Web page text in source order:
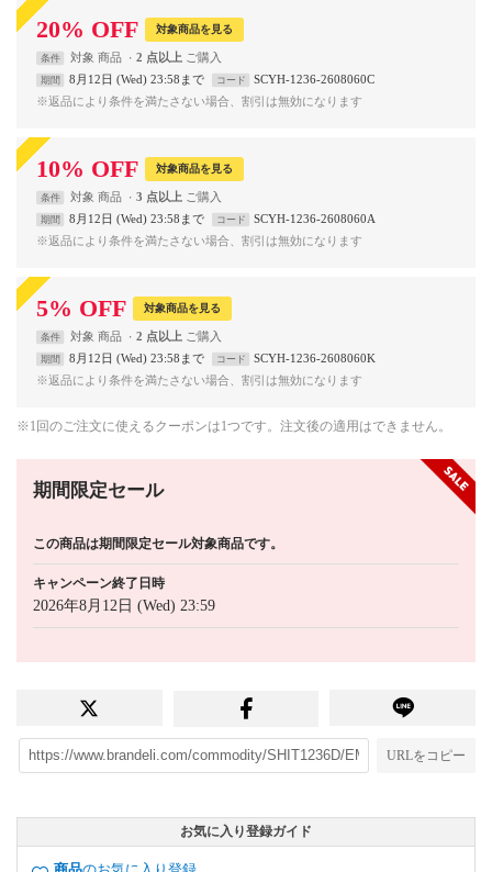
20% OFF 対象商品を見る
条件 対象 商品 2 点以上
期間 8月12日 (Wed) 23:58まで コード
SCYH-1236-2608060C
※返品により条件を満たさない場合、割引は無効になります
10% OFF 対象商品を見る
条件 対象 商品 3 点以上
期間 8月12日 (Wed) 23:58まで コード
SCYH-1236-2608060A
※返品により条件を満たさない場合、割引は無効になります
5% OFF 対象商品を見る
条件 対象 商品 2 点以上
期間 8月12日 (Wed) 23:58まで コード
SCYH-1236-2608060K
※返品により条件を満たさない場合、割引は無効になります
※1回のご注文に使えるクーポンは1つです。注文後の適用はできません。
期間限定セール
この商品は期間限定セール対象商品です。
キャンペーン終了日時
2026年8月12日 (Wed) 23:59
URLをコピー
お気に入り登録ガイド